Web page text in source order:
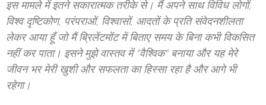
इस मामले में इतने सकारात्मक तरीके से। मैं अपने साथ विविध लोगों,
विश्व दृष्टिकोण, परंपराओं, विश्वासों, आदतों के प्रति संवेदनशीलता
लेकर आया हूँ जो मैं ब्रिलेंटमोंट में बिताए समय के बिना कभी विकसित
नहीं कर पाता। इसने मुझे वास्तव में "वैश्विक" बनाया और यह मेरे
जीवन भर मेरी खुशी और सफलता का हिस्सा रहा है और आगे भी
रहेगा।